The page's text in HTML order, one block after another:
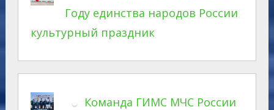
Году единства народов России
культурный праздник
Команда ГИМС МЧС России